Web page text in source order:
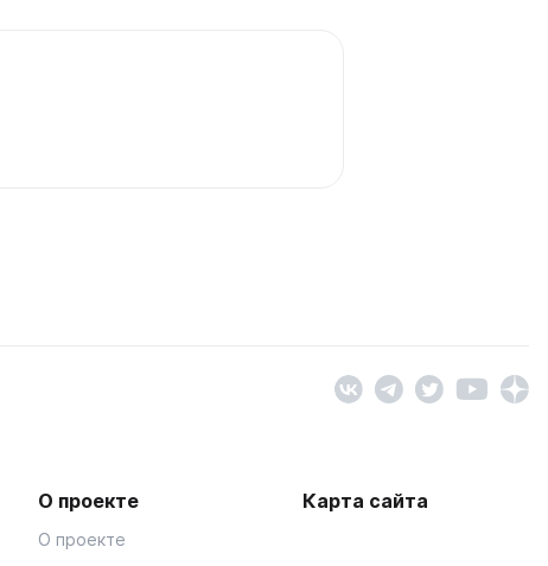
О проекте
О проекте
Карта сайта